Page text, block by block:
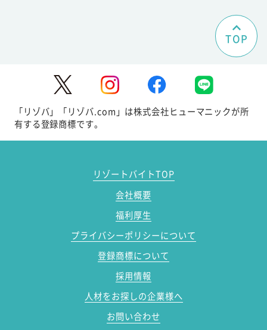
TOP
「リゾバ」「リゾバ.com」は株式会社ヒューマニックが所
有する登録商標です。
リゾートバイトTOP
会社概要
福利厚生
プライバシーポリシーについて
登録商標について
採用情報
人材をお探しの企業様へ
お問い合わせ